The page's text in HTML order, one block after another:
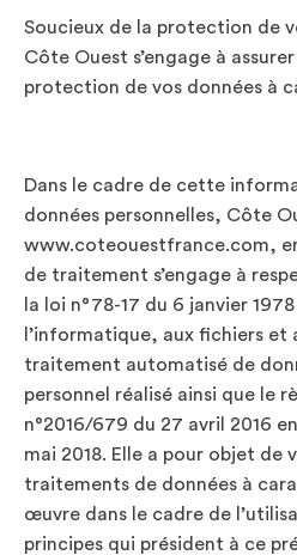
Soucieux de la protection de
Côte Ouest s’engage à
protection de vos données à
Dans le cadre de cette
données personnelles, Côte
www.coteouestfrance.com,
de traitement s’engage à
la loi n°78-17 du 6 janvier
l’informatique, aux fichiers et
traitement automatisé de
personnel réalisé ainsi que le
n°2016/679 du 27 avril 2016
mai 2018. Elle a pour objet de
traitements de données à
œuvre dans le cadre de
principes qui président à ce